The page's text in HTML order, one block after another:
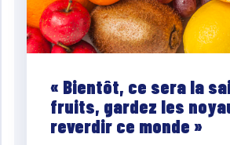
« Bientôt, ce sera la
fruits, gardez les
reverdir ce monde »